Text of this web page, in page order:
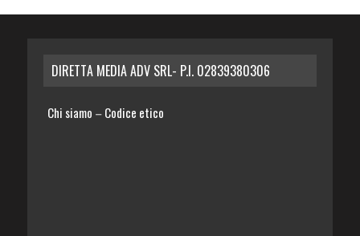
DIRETTA MEDIA ADV SRL- P.I. 02839380306
Chi siamo – Codice etico